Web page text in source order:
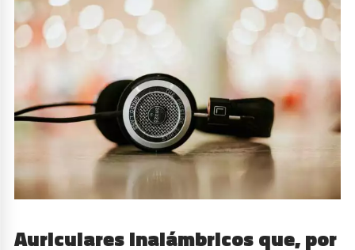
Auriculares inalámbricos que, por